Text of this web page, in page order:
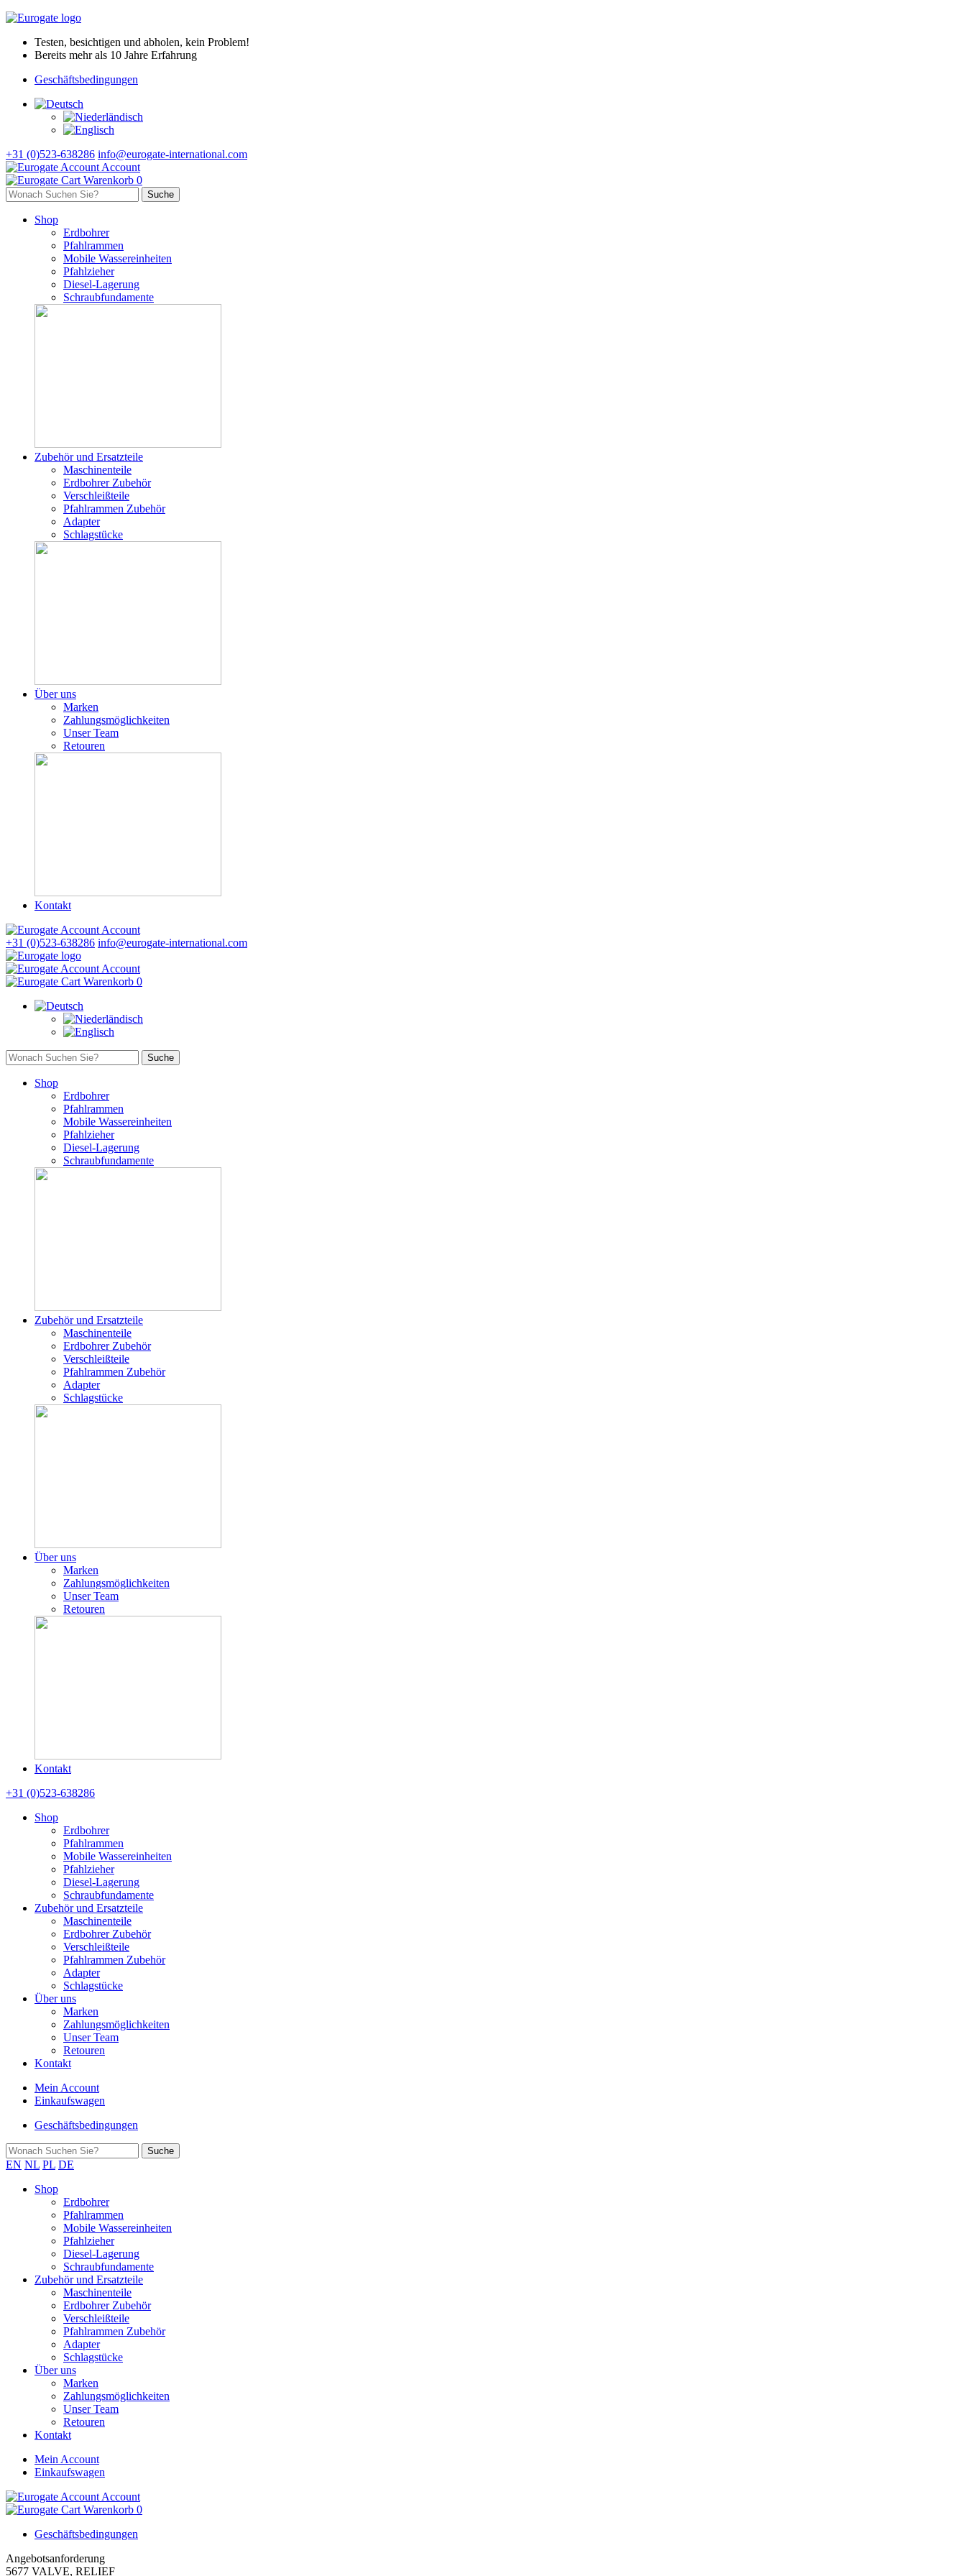
Testen, besichtigen und abholen, kein Problem!
Bereits mehr als 10 Jahre Erfahrung
Geschäftsbedingungen
+31 (0)523-638286 info@eurogate-international.com
Account
Warenkorb 0
Shop
Erdbohrer
Pfahlrammen
Mobile Wassereinheiten
Pfahlzieher
Diesel-Lagerung
Schraubfundamente
Zubehör und Ersatzteile
Maschinenteile
Erdbohrer Zubehör
Verschleißteile
Pfahlrammen Zubehör
Adapter
Schlagstücke
Über uns
Marken
Zahlungsmöglichkeiten
Unser Team
Retouren
Kontakt
Account
+31 (0)523-638286 info@eurogate-international.com
Account
Warenkorb 0
Shop
Erdbohrer
Pfahlrammen
Mobile Wassereinheiten
Pfahlzieher
Diesel-Lagerung
Schraubfundamente
Zubehör und Ersatzteile
Maschinenteile
Erdbohrer Zubehör
Verschleißteile
Pfahlrammen Zubehör
Adapter
Schlagstücke
Über uns
Marken
Zahlungsmöglichkeiten
Unser Team
Retouren
Kontakt
+31 (0)523-638286
Shop
Erdbohrer
Pfahlrammen
Mobile Wassereinheiten
Pfahlzieher
Diesel-Lagerung
Schraubfundamente
Zubehör und Ersatzteile
Maschinenteile
Erdbohrer Zubehör
Verschleißteile
Pfahlrammen Zubehör
Adapter
Schlagstücke
Über uns
Marken
Zahlungsmöglichkeiten
Unser Team
Retouren
Kontakt
Mein Account
Einkaufswagen
Geschäftsbedingungen
EN NL PL DE
Shop
Erdbohrer
Pfahlrammen
Mobile Wassereinheiten
Pfahlzieher
Diesel-Lagerung
Schraubfundamente
Zubehör und Ersatzteile
Maschinenteile
Erdbohrer Zubehör
Verschleißteile
Pfahlrammen Zubehör
Adapter
Schlagstücke
Über uns
Marken
Zahlungsmöglichkeiten
Unser Team
Retouren
Kontakt
Mein Account
Einkaufswagen
Account
Warenkorb 0
Geschäftsbedingungen
Angebotsanforderung
5677 VALVE, RELIEF